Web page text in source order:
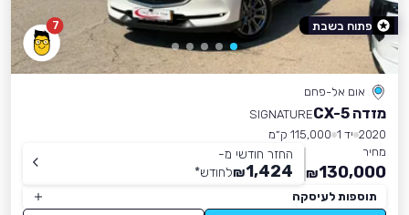
7
אום אל-פחם
מזדה CX-5
SIGNATURE
2020 יד 1
115,000 ק״מ
מחיר
130,000
₪
החזר חודשי מ-
1,424
₪לחודש*
תוספות לעיסקה
פתוח בשבת